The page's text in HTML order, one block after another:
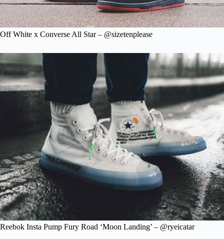
Off White x Converse All Star – @sizetenplease
Reebok Insta Pump Fury Road ‘Moon Landing’ – @ryeicatar